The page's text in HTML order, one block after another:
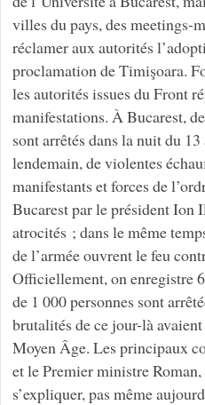
villes du pays, des meetings-
réclamer aux autorités
proclamation de Timişoara.
les autorités issues du Front
manifestations. À Bucarest,
sont arrêtés dans la nuit du
lendemain, de violentes
manifestants et forces de
Bucarest par le président Ion
atrocités ; dans le même
de l’armée ouvrent le feu
Officiellement, on enregistre
de 1 000 personnes sont
brutalités de ce jour-là
Moyen Âge. Les principaux
et le Premier ministre
s’expliquer, pas même